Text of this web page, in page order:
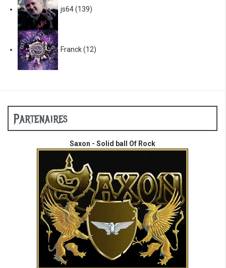
js64(139)
Franck(12)
Partenaires
Saxon - Solid ball Of Rock